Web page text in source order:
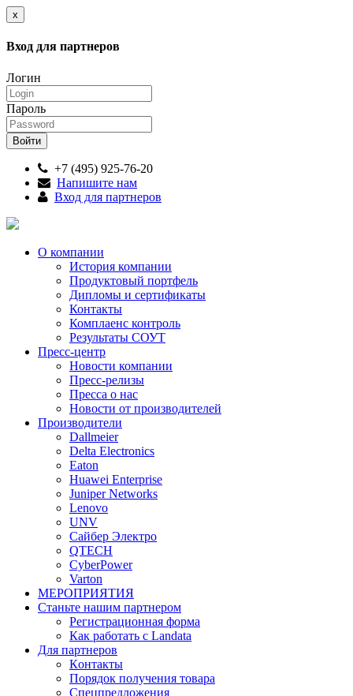
x
Вход для партнеров
Логин
Пароль
+7 (495) 925-76-20
Напишите нам
Вход для партнеров
О компании
История компании
Продуктовый портфель
Дипломы и сертификаты
Контакты
Комплаенс контроль
Результаты СОУТ
Пресс-центр
Новости компании
Пресс-релизы
Пресса о нас
Новости от производителей
Производители
Dallmeier
Delta Electronics
Eaton
Huawei Enterprise
Juniper Networks
Lenovo
UNV
Сайбер Электро
QTECH
CyberPower
Varton
МЕРОПРИЯТИЯ
Станьте нашим партнером
Регистрационная форма
Как работать с Landata
Для партнеров
Кoнтaкты
Порядок получения товара
Спецпредложения